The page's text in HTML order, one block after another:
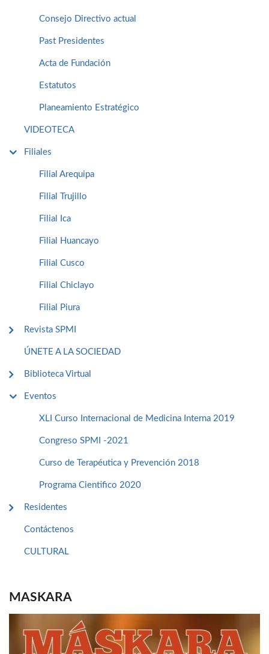
Consejo Directivo actual
Past Presidentes
Acta de Fundación
Estatutos
Planeamiento Estratégico
VIDEOTECA
Filiales
Filial Arequipa
Filial Trujillo
Filial Ica
Filial Huancayo
Filial Cusco
Filial Chiclayo
Filial Piura
Revista SPMI
ÚNETE A LA SOCIEDAD
Biblioteca Virtual
Eventos
XLI Curso Internacional de Medicina Interna 2019
Congreso SPMI -2021
Curso de Terapéutica y Prevención 2018
Programa Cientifico 2020
Residentes
Contáctenos
CULTURAL
MASKARA